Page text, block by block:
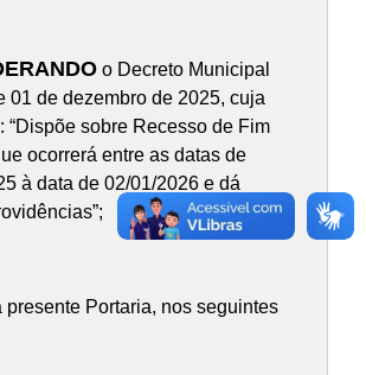
o Decreto Municipal
01 de dezembro de 2025, cuja
“Dispõe sobre Recesso de Fim
ocorrerá entre as datas de
à data de 02/01/2026 e dá
presente Portaria, nos seguintes